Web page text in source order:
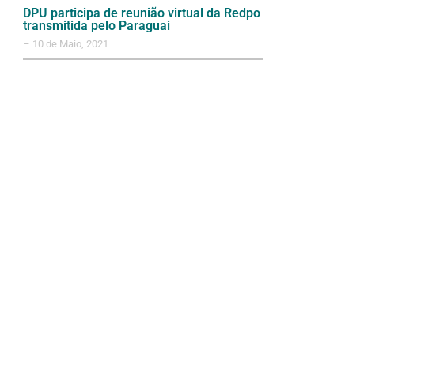
DPU participa de reunião virtual da Redpo
transmitida pelo Paraguai
– 10 de Maio, 2021